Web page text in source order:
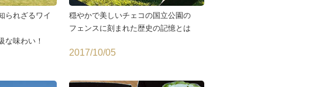
られざるワイ
な味わい！
穏やかで美しいチェコの国立公園の
フェンスに刻まれた歴史の記憶とは
2017/10/05